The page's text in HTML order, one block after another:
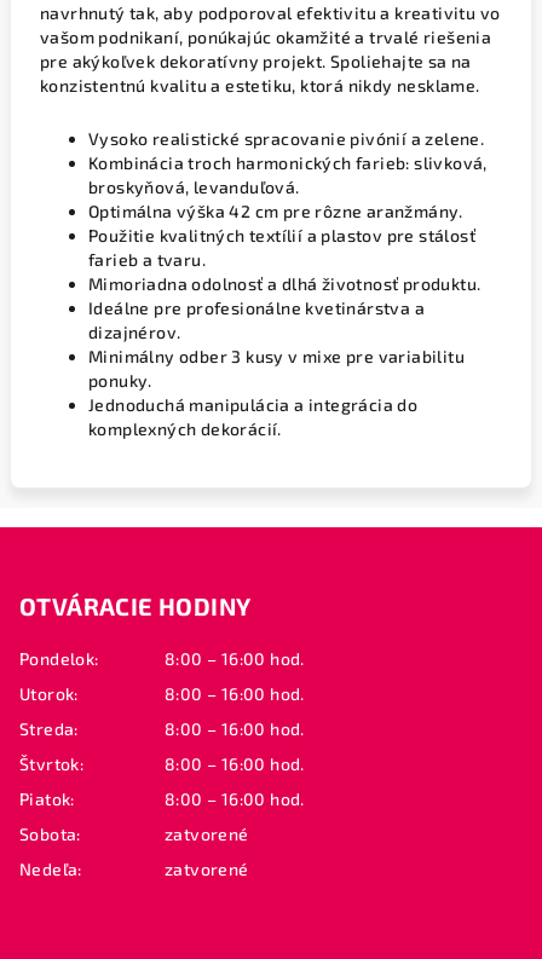
navrhnutý tak, aby podporoval efektivitu a kreativitu vo
vašom podnikaní, ponúkajúc okamžité a trvalé riešenia
pre akýkoľvek dekoratívny projekt. Spoliehajte sa na
konzistentnú kvalitu a estetiku, ktorá nikdy nesklame.
Vysoko realistické spracovanie pivónií a zelene.
Kombinácia troch harmonických farieb: slivková,
broskyňová, levanduľová.
Optimálna výška 42 cm pre rôzne aranžmány.
Použitie kvalitných textílií a plastov pre stálosť
farieb a tvaru.
Mimoriadna odolnosť a dlhá životnosť produktu.
Ideálne pre profesionálne kvetinárstva a
dizajnérov.
Minimálny odber 3 kusy v mixe pre variabilitu
ponuky.
Jednoduchá manipulácia a integrácia do
komplexných dekorácií.
OTVÁRACIE HODINY
Pondelok:
8:00 – 16:00 hod.
Utorok:
8:00 – 16:00 hod.
Streda:
8:00 – 16:00 hod.
Štvrtok:
8:00 – 16:00 hod.
Piatok:
8:00 – 16:00 hod.
Sobota:
zatvorené
Nedeľa:
zatvorené